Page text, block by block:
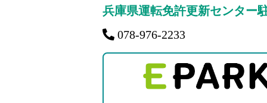
兵庫県運転免許更新センター
078-976-2233